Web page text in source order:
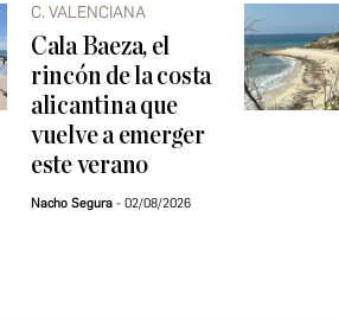
C. VALENCIANA
Cala Baeza, el
rincón de la costa
alicantina que
vuelve a emerger
este verano
Nacho Segura 02/08/2026